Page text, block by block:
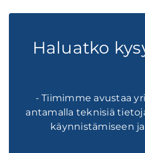
Haluatko
- Tiimimme avustaa
antamalla teknisiä
käynnistämiseen